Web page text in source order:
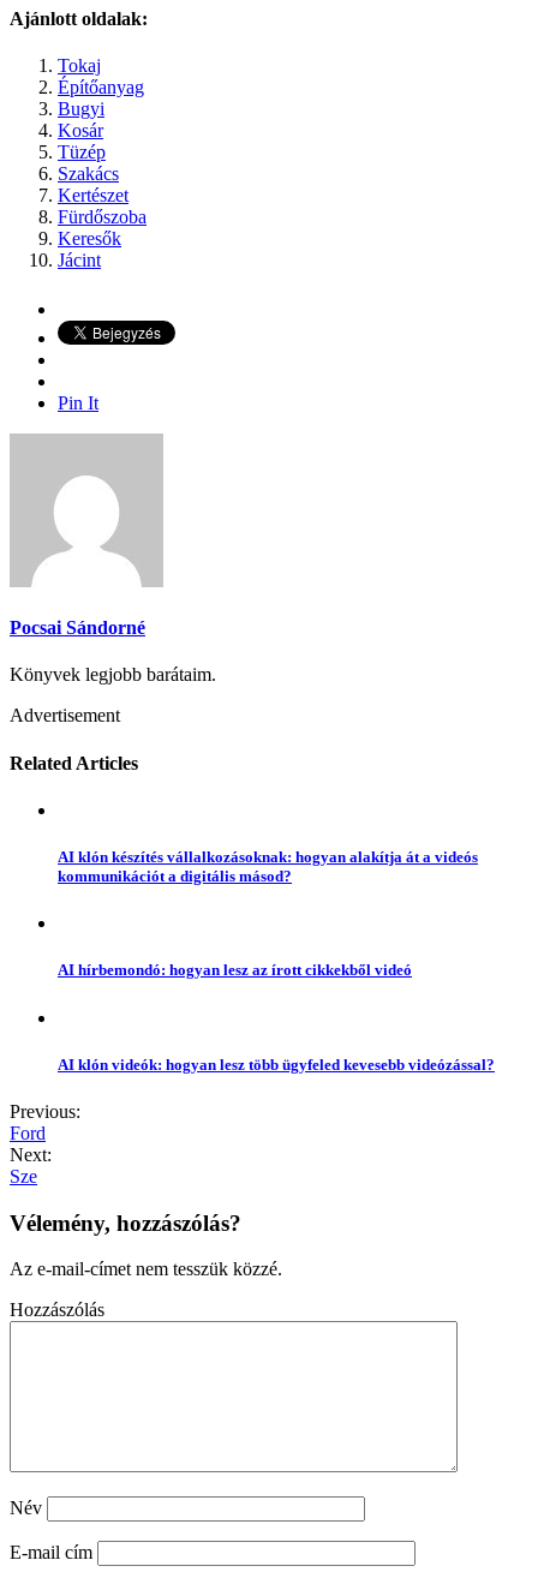
Ajánlott oldalak:
Tokaj
Építőanyag
Bugyi
Kosár
Tüzép
Szakács
Kertészet
Fürdőszoba
Keresők
Jácint
Pin It
Pocsai Sándorné
Könyvek legjobb barátaim.
Advertisement
Related Articles
AI klón készítés vállalkozásoknak: hogyan alakítja át a videós
kommunikációt a digitális másod?
AI hírbemondó: hogyan lesz az írott cikkekből videó
AI klón videók: hogyan lesz több ügyfeled kevesebb videózással?
Previous:
Ford
Next:
Sze
Vélemény, hozzászólás?
Az e-mail-címet nem tesszük közzé.
Hozzászólás
Név
E-mail cím